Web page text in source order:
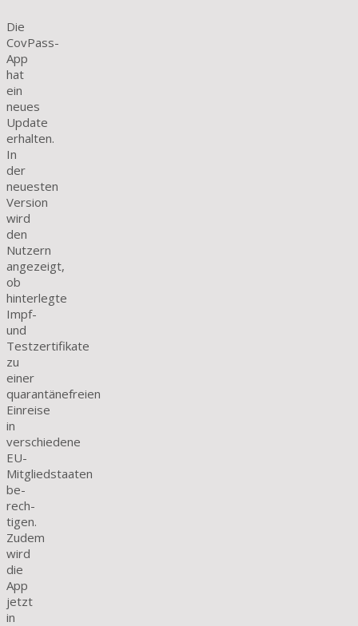
Die
CovPass-
App
hat
ein
neues
Update
erhalten.
In
der
neuesten
Version
wird
den
Nutzern
angezeigt,
ob
hinterlegte
Impf-
und
Testzertifikate
zu
einer
quarantänefreien
Einreise
in
verschiedene
EU-
Mitgliedstaaten
be­
rech­
tigen.
Zudem
wird
die
App
jetzt
in